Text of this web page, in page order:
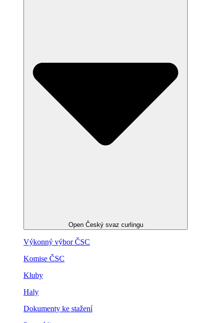
Open Český svaz curlingu
Výkonný výbor ČSC
Komise ČSC
Kluby
Haly
Dokumenty ke stažení